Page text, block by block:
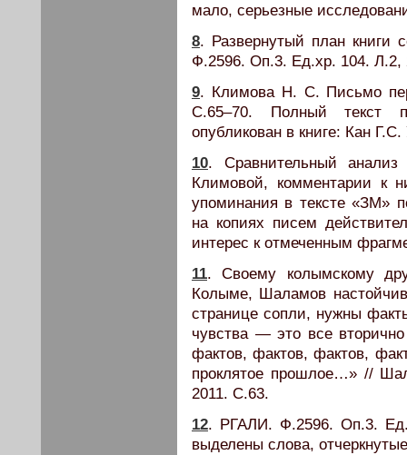
мало, серьезные
8. Развернутый план книги
Ф.2596. Оп.3. Ед.хр. 104. Л.2,
9. Климова Н. С. Письмо
С.65–70. Полный текст
опубликован в книге: Кан
10. Сравнительный
Климовой, комментарии к
упоминания в тексте «ЗМ»
на копиях писем
интерес к отмеченным
11. Своему колымскому
Колыме, Шаламов
странице сопли, нужны
чувства — это все
фактов, фактов, фактов,
проклятое прошлое…» //
2011. С.63.
12. РГАЛИ. Ф.2596. Оп.3.
выделены слова,